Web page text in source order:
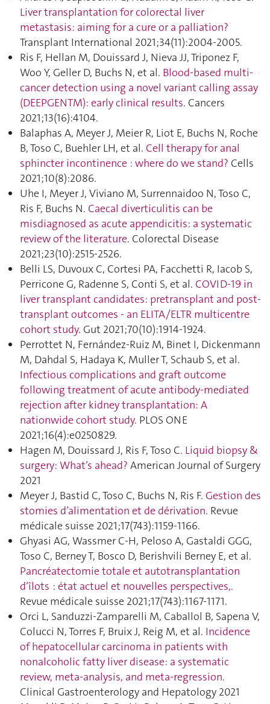
Liver transplantation for colorectal liver
metastasis: aiming for a cure or a palliation?
Transplant International 2021;34(11):2004‑2005.
Ris F, Hellan M, Douissard J, Nieva JJ, Triponez F,
Woo Y, Geller D, Buchs N, et al. Blood-based multi-
cancer detection using a novel variant calling assay
(DEEPGENTM): early clinical results. Cancers
2021;13(16):4104.
Balaphas A, Meyer J, Meier R, Liot E, Buchs N, Roche
B, Toso C, Buehler LH, et al. Cell therapy for anal
sphincter incontinence : where do we stand? Cells
2021;10(8):2086.
Uhe I, Meyer J, Viviano M, Surrennaidoo N, Toso C,
Ris F, Buchs N. Caecal diverticulitis can be
misdiagnosed as acute appendicitis: a systematic
review of the literature. Colorectal Disease
2021;23(10):2515‑2526.
Belli LS, Duvoux C, Cortesi PA, Facchetti R, Iacob S,
Perricone G, Radenne S, Conti S, et al. COVID-19 in
liver transplant candidates: pretransplant and post-
transplant outcomes - an ELITA/ELTR multicentre
cohort study. Gut 2021;70(10):1914‑1924.
Perrottet N, Fernández-Ruiz M, Binet I, Dickenmann
M, Dahdal S, Hadaya K, Muller T, Schaub S, et al.
Infectious complications and graft outcome
following treatment of acute antibody-mediated
rejection after kidney transplantation: A
nationwide cohort study. PLOS ONE
2021;16(4):e0250829.
Hagen M, Douissard J, Ris F, Toso C. Liquid biopsy &
surgery: What’s ahead? American Journal of Surgery
2021
Meyer J, Bastid C, Toso C, Buchs N, Ris F. Gestion des
stomies d’alimentation et de dérivation. Revue
médicale suisse 2021;17(743):1159‑1166.
Ghyasi AG, Wassmer C-H, Peloso A, Gastaldi GGG,
Toso C, Berney T, Bosco D, Berishvili Berney E, et al.
Pancréatectomie totale et autotransplantation
d’îlots : état actuel et nouvelles perspectives,.
Revue médicale suisse 2021;17(743):1167‑1171.
Orci L, Sanduzzi-Zamparelli M, Caballol B, Sapena V,
Colucci N, Torres F, Bruix J, Reig M, et al. Incidence
of hepatocellular carcinoma in patients with
nonalcoholic fatty liver disease: a systematic
review, meta-analysis, and meta-regression.
Clinical Gastroenterology and Hepatology 2021